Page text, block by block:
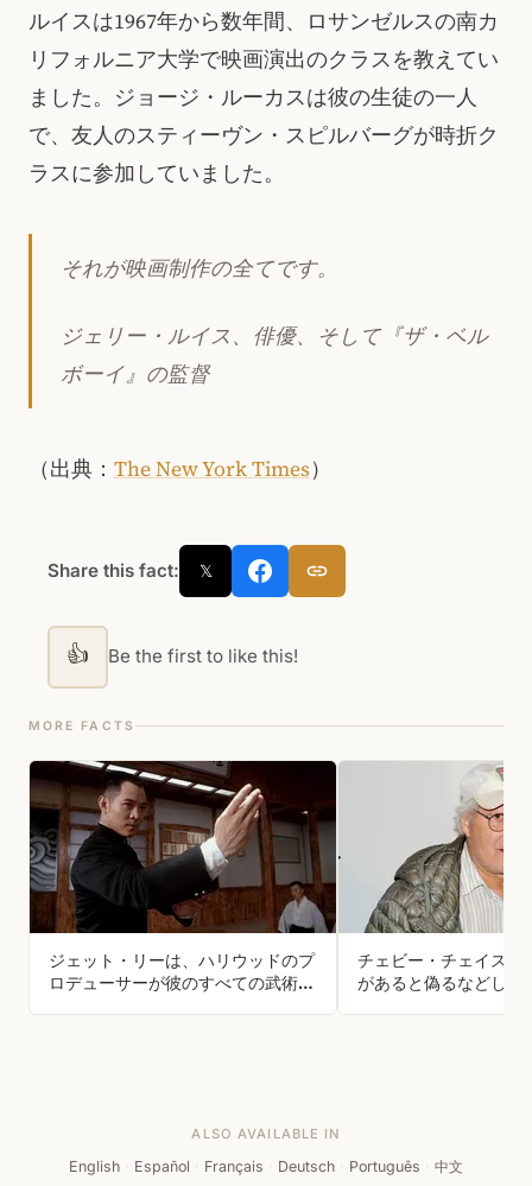
ルイスは1967年から数年間、ロサンゼルスの南カ
リフォルニア大学で映画演出のクラスを教えてい
ました。ジョージ・ルーカスは彼の生徒の一人
で、友人のスティーヴン・スピルバーグが時折ク
ラスに参加していました。
それが映画制作の全てです。
ジェリー・ルイス、俳優、そして『ザ・ベル
ボーイ』の監督
（出典： The New York Times）
Share this fact: 𝕏
👍 Be the first to like this!
MORE FACTS
ジェット・リーは、ハリウッドのプ
ロデューサーが彼のすべての武術の
チェビー・チェイスは
があると偽るなどして
ALSO AVAILABLE IN
English · Español · Français · Deutsch · Português · 中文